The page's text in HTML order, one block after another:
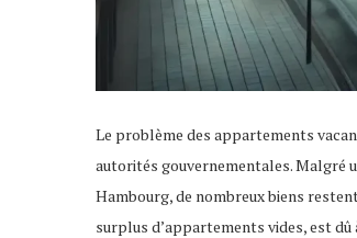
Le problème des appartements
autorités gouvernementales. Malgré
Hambourg, de nombreux biens
surplus d’appartements vides, est